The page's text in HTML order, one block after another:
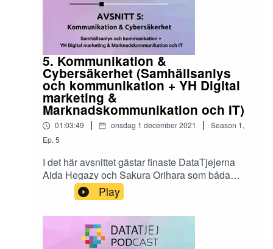
5. Kommunikation &
Cybersäkerhet (Samhällsanlys
och kommunikation + YH Digital
marketing &
Marknadskommunikation och IT)
01:03:49 | onsdag 1 december 2021 | Season 1,
Ep. 5
I det här avsnittet gästar finaste DataTjejerna
Aida Hegazy och Sakura Orihara som båda
pluggat inom kommunikation och IT med idag
jobbar inom cybersäkerhet. Vi pratade om att
hitta det man är bra på, att åka på utbyte och att
livet inte alltid är en rak linje.
Play